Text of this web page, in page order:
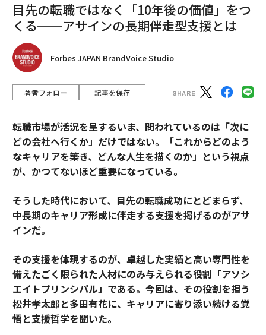
目先の転職ではなく「10年後の価値」をつ
くる──アサインの長期伴走型支援とは
Forbes JAPAN BrandVoice Studio
著者フォロー 記事を保存
転職市場が活況を呈するいま、問われているのは「次に
どの会社へ行くか」だけではない。「これからどのよう
なキャリアを築き、どんな人生を描くのか」という視点
が、かつてないほど重要になっている。
そうした時代において、目先の転職成功にとどまらず、
中長期のキャリア形成に伴走する支援を掲げるのがアサ
インだ。
その支援を体現するのが、卓越した実績と高い専門性を
備えたごく限られた人材にのみ与えられる役割「アソシ
エイトプリンシパル」である。今回は、その役割を担う
松井孝太郎と多田有花に、キャリアに寄り添い続ける覚
悟と支援哲学を聞いた。